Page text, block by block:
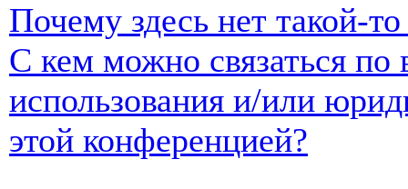
Почему здесь нет такой-
С кем можно связаться по
использования и/или
этой конференцией?